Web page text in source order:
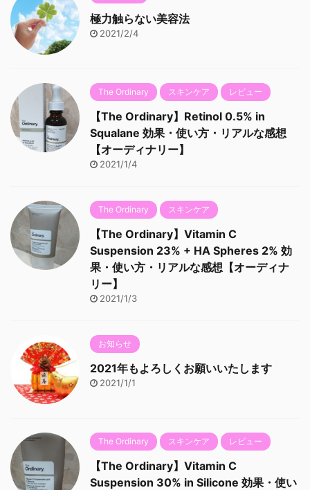
極力触らない美容法
2021/2/4
The Ordinary スキンケア レビュー
【The Ordinary】Retinol 0.5% in
Squalane 効果・使い方・リアルな感想
【オーディナリー】
2021/1/4
The Ordinary スキンケア
【The Ordinary】Vitamin C
Suspension 23% + HA Spheres 2% 効
果・使い方・リアルな感想【オーディナ
リー】
2021/1/3
お知らせ
2021年もよろしくお願いいたします
2021/1/1
The Ordinary スキンケア レビュー
【The Ordinary】Vitamin C
Suspension 30% in Silicone 効果・使い